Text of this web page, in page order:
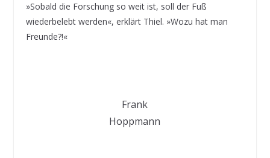
»Sobald die Forschung so weit ist, soll der Fuß
wiederbelebt werden«, erklärt Thiel. »Wozu hat man
Freunde?!«
Frank
Hoppmann